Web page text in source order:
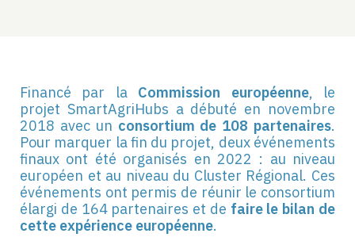
Financé par la Commission européenne, le
projet SmartAgriHubs a débuté en novembre
2018 avec un consortium de 108 partenaires.
Pour marquer la fin du projet, deux événements
finaux ont été organisés en 2022 : au niveau
européen et au niveau du Cluster Régional. Ces
événements ont permis de réunir le consortium
élargi de 164 partenaires et de faire le bilan de
cette expérience européenne.